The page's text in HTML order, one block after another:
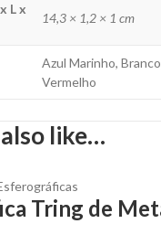
L x
14,3 × 1,2 × 1 cm
Azul Marinho,
Vermelho
like…
Tring de